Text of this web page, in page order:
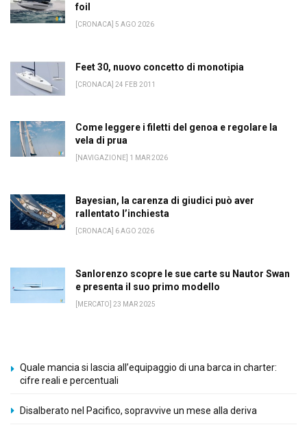
foil
[CRONACA] 5 AGO 2026
Feet 30, nuovo concetto di monotipia
[CRONACA] 24 FEB 2011
Come leggere i filetti del genoa e regolare la
vela di prua
[NAVIGAZIONE] 1 MAR 2026
Bayesian, la carenza di giudici può aver
rallentato l’inchiesta
[CRONACA] 6 AGO 2026
Sanlorenzo scopre le sue carte su Nautor Swan
e presenta il suo primo modello
[MERCATO] 23 MAR 2025
Quale mancia si lascia all’equipaggio di una barca in charter:
cifre reali e percentuali
Disalberato nel Pacifico, sopravvive un mese alla deriva